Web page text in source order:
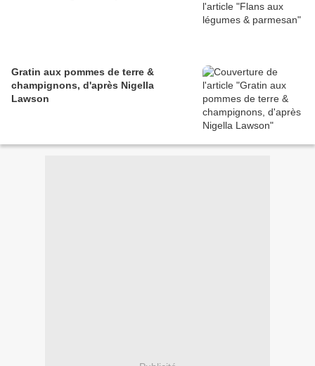
Gratin aux pommes de terre &
champignons, d'après Nigella
Lawson